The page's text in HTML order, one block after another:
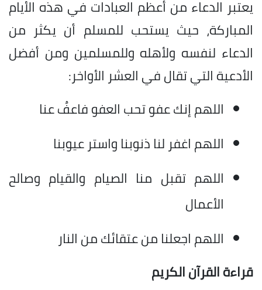
يعتبر الدعاء من أعظم العبادات في هذه الأيام
المباركة، حيث يستحب للمسلم أن يكثر من
الدعاء لنفسه ولأهله وللمسلمين ومن أفضل
الأدعية التي تقال في العشر الأواخر:
اللهم إنك عفو تحب العفو فاعفُ عنا
اللهم اغفر لنا ذنوبنا واستر عيوبنا
اللهم تقبل منا الصيام والقيام وصالح
الأعمال
اللهم اجعلنا من عتقائك من النار
قراءة القرآن الكريم